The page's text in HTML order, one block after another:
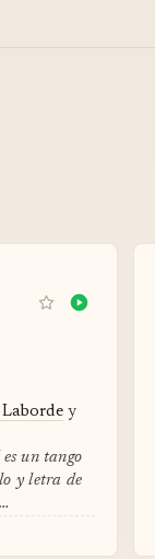
y
un tango
y letra de